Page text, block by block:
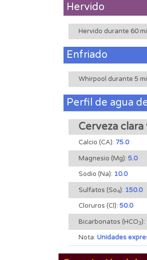
Hervido
Hervido durante 60
Enfriado
Whirpool durante 5
Perfil de agua
Cerveza
Calcio (CA): 75.0
Magnesio (Mg): 5.0
Sodio (Na): 10.0
Sulfatos (So4): 150.0
Cloruros (Cl): 50.0
Bicarbonatos (HCO3):
Nota: Unidades